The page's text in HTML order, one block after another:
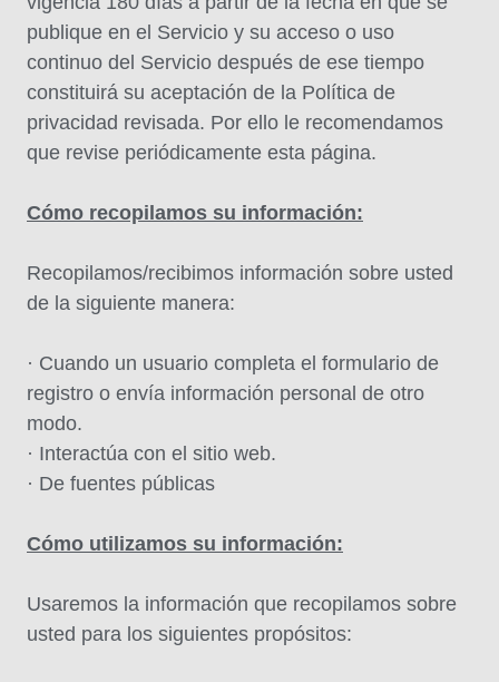
publique en el Servicio y su acceso o uso
continuo del Servicio después de ese tiempo
constituirá su aceptación de la Política de
privacidad revisada. Por ello le recomendamos
que revise periódicamente esta página.
Cómo recopilamos su información:
Recopilamos/recibimos información sobre usted
de la siguiente manera:
· Cuando un usuario completa el formulario de
registro o envía información personal de otro
modo.
· Interactúa con el sitio web.
· De fuentes públicas
Cómo utilizamos su información:
Usaremos la información que recopilamos sobre
usted para los siguientes propósitos: